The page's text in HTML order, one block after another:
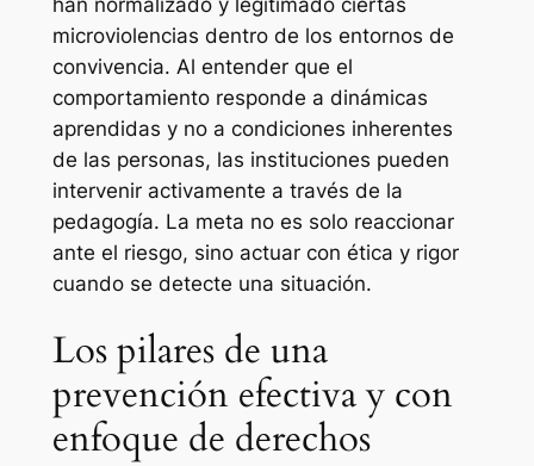
microviolencias dentro de los entornos de
convivencia. Al entender que el
comportamiento responde a dinámicas
aprendidas y no a condiciones inherentes
de las personas, las instituciones pueden
intervenir activamente a través de la
pedagogía. La meta no es solo reaccionar
ante el riesgo, sino actuar con ética y rigor
cuando se detecte una situación.
Los pilares de una
prevención efectiva y con
enfoque de derechos